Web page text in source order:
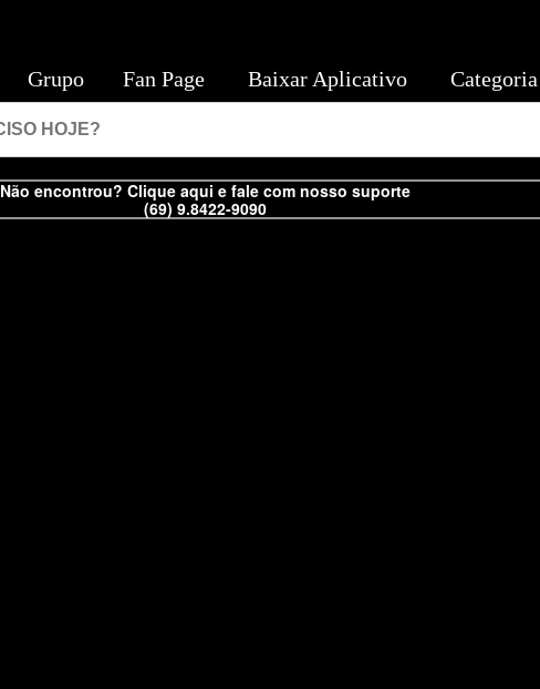
Não encontrou? Clique aqui e fale com nosso suporte
(69) 9.8422-9090
Grupo Fan Page Baixar Aplicativo Categoria